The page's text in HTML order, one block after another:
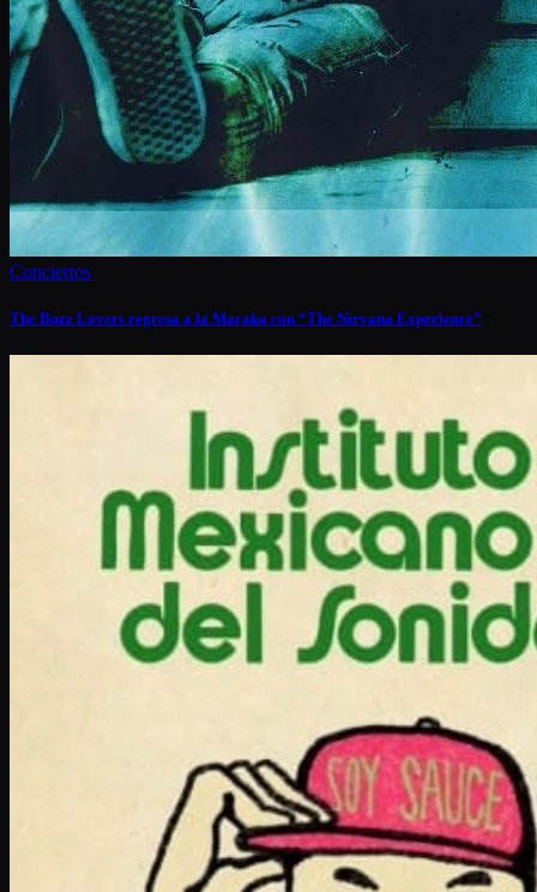
Conciertos
The Buzz Lovers regresa a la Maraka con “The Nirvana Experience”